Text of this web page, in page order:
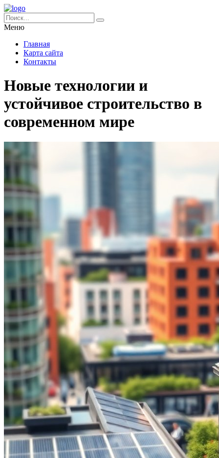
Меню
Главная
Карта сайта
Контакты
Новые технологии и
устойчивое строительство в
современном мире